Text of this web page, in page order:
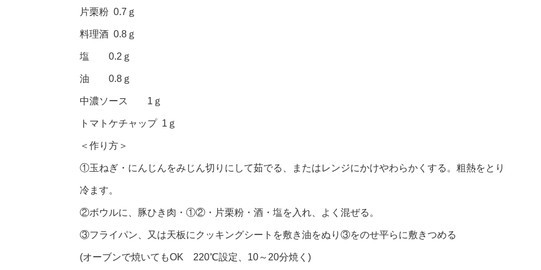
片栗粉 0.7ｇ
料理酒 0.8ｇ
塩 0.2ｇ
油 0.8ｇ
中濃ソース 1ｇ
トマトケチャップ 1ｇ
＜作り方＞
①玉ねぎ・にんじんをみじん切りにして茹でる、またはレンジにかけやわらかくする。粗熱をとり
冷ます。
②ボウルに、豚ひき肉・①②・片栗粉・酒・塩を入れ、よく混ぜる。
③フライパン、又は天板にクッキングシートを敷き油をぬり③をのせ平らに敷きつめる
(オーブンで焼いてもOK 220℃設定、10～20分焼く)